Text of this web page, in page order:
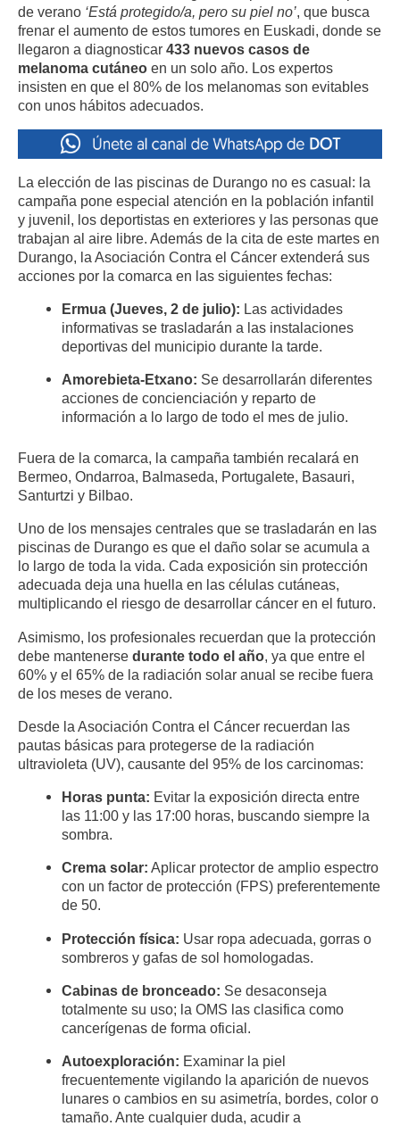
de verano ‘Está protegido/a, pero su piel no’, que busca
frenar el aumento de estos tumores en Euskadi, donde se
llegaron a diagnosticar 433 nuevos casos de
melanoma cutáneo en un solo año. Los expertos
insisten en que el 80% de los melanomas son evitables
con unos hábitos adecuados.
La elección de las piscinas de Durango no es casual: la
campaña pone especial atención en la población infantil
y juvenil, los deportistas en exteriores y las personas que
trabajan al aire libre. Además de la cita de este martes en
Durango, la Asociación Contra el Cáncer extenderá sus
acciones por la comarca en las siguientes fechas:
Ermua (Jueves, 2 de julio): Las actividades
informativas se trasladarán a las instalaciones
deportivas del municipio durante la tarde.
Amorebieta-Etxano: Se desarrollarán diferentes
acciones de concienciación y reparto de
información a lo largo de todo el mes de julio.
Fuera de la comarca, la campaña también recalará en
Bermeo, Ondarroa, Balmaseda, Portugalete, Basauri,
Santurtzi y Bilbao.
Uno de los mensajes centrales que se trasladarán en las
piscinas de Durango es que el daño solar se acumula a
lo largo de toda la vida. Cada exposición sin protección
adecuada deja una huella en las células cutáneas,
multiplicando el riesgo de desarrollar cáncer en el futuro.
Asimismo, los profesionales recuerdan que la protección
debe mantenerse durante todo el año , ya que entre el
60% y el 65% de la radiación solar anual se recibe fuera
de los meses de verano
Desde la Asociación Contra el Cáncer recuerdan las
pautas básicas para protegerse de la radiación
ultravioleta (UV), causante del 95% de los carcinomas:
Horas punta: Evitar la exposición directa entre
las 11:00 y las 17:00 horas, buscando siempre la
sombra.
Crema solar: Aplicar protector de amplio espectro
con un factor de protección (FPS) preferentemente
de 50.
Protección física: Usar ropa adecuada, gorras o
sombreros y gafas de sol homologadas
Cabinas de bronceado: Se desaconseja
totalmente su uso; la OMS las clasifica como
cancerígenas de forma oficial.
Autoexploración: Examinar la piel
frecuentemente vigilando la aparición de nuevos
lunares o cambios en su asimetría, bordes, color o
tamaño. Ante cualquier duda, acudir a